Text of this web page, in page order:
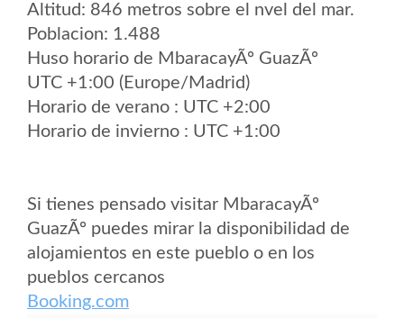
Altitud: 846 metros sobre el nvel del mar.
Poblacion: 1.488
Huso horario de MbaracayÃº GuazÃº
UTC +1:00 (Europe/Madrid)
Horario de verano : UTC +2:00
Horario de invierno : UTC +1:00
Si tienes pensado visitar MbaracayÃº
GuazÃº puedes mirar la disponibilidad de
alojamientos en este pueblo o en los
pueblos cercanos
Booking.com